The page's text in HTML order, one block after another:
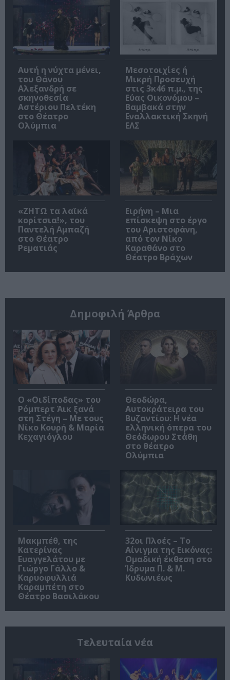
Αυτή η νύχτα μένει,
του Θάνου
Αλεξανδρή σε
σκηνοθεσία
Αστέριου Πελτέκη
στο Θέατρο
Ολύμπια
Μεσοτοιχίες ή
Μικρή Προσευχή
στις 3κ46 π.μ., της
Εύας Οικονόμου –
Βαμβακά στην
Εναλλακτική Σκηνή
ΕΛΣ
«ΖΗΤΩ τα λαϊκά
κορίτσια!», του
Παντελή Αμπαζή
στο Θέατρο
Ρεματιάς
Ειρήνη – Μια
επίσκεψη στο έργο
του Αριστοφάνη,
από τον Νίκο
Καραθάνο στο
Θέατρο Βράχων
Δημοφιλή Άρθρα
O «Οιδίποδας» του
Ρόμπερτ Άικ ξανά
στη Στέγη – Με τους
Νίκο Κουρή & Μαρία
Κεχαγιόγλου
Θεοδώρα,
Αυτοκράτειρα του
Βυζαντίου: Η νέα
ελληνική όπερα του
Θεόδωρου Στάθη
στο θέατρο
Ολύμπια
Μακμπέθ, της
Κατερίνας
Ευαγγελάτου με
Γιώργο Γάλλο &
Καρυοφυλλιά
Καραμπέτη στο
Θέατρο Βασιλάκου
32οι Πλοές – Το
Αίνιγμα της Εικόνας:
Ομαδική έκθεση στο
Ίδρυμα Π. & Μ.
Κυδωνιέως
Τελευταία νέα